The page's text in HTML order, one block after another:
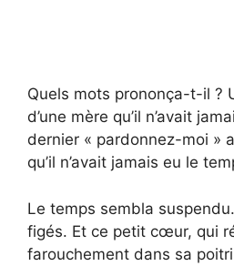
Quels mots prononça-t-il ?
d’une mère qu’il n’avait
dernier « pardonnez-moi »
qu’il n’avait jamais eu le
Le temps sembla
figés. Et ce petit cœur, qui
farouchement dans sa